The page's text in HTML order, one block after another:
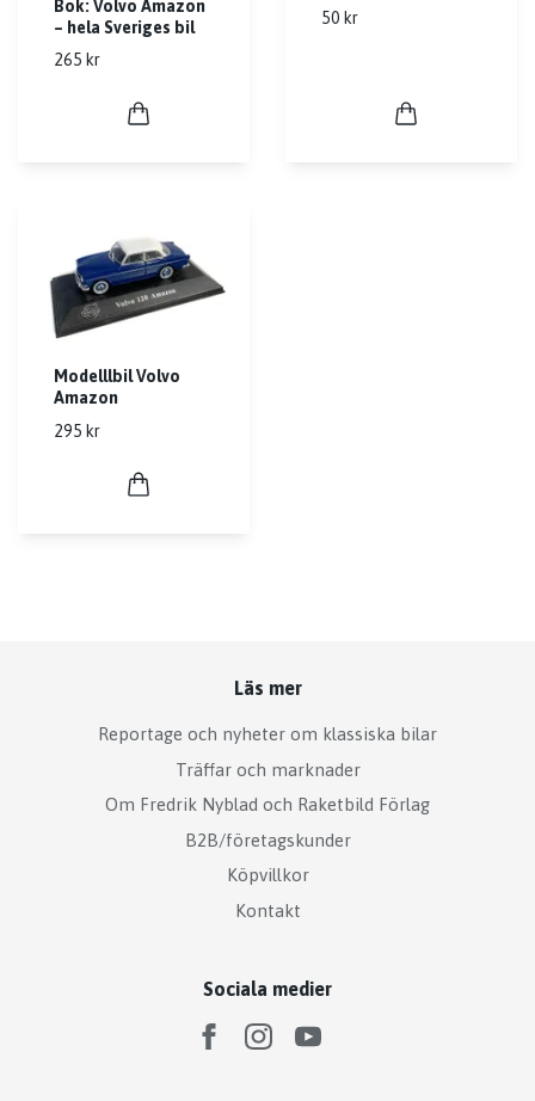
Bok: Volvo Amazon
– hela Sveriges bil
265 kr
50 kr
Modelllbil Volvo
Amazon
295 kr
Läs mer
Reportage och nyheter om klassiska bilar
Träffar och marknader
Om Fredrik Nyblad och Raketbild Förlag
B2B/företagskunder
Köpvillkor
Kontakt
Sociala medier